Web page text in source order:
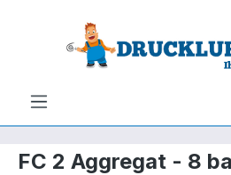
Hauptinhalt springen
Zur Suche springen
FC 2 Aggregat - 8